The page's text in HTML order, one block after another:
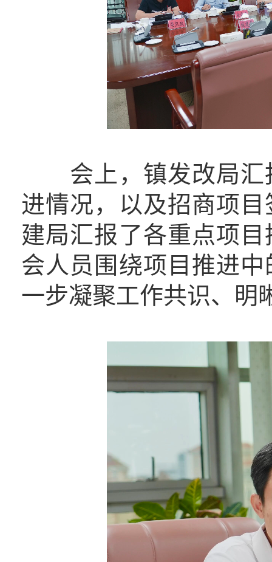
会上，镇发改局汇
进情况，以及招商项
建局汇报了各重点项
会人员围绕项目推进
一步凝聚工作共识、明